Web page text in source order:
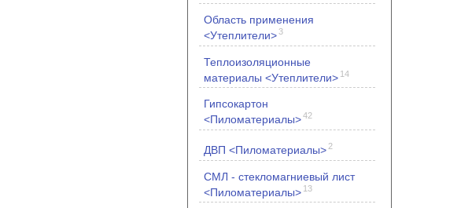
Область применения
<Утеплители>3
Теплоизоляционные
материалы <Утеплители> 14
Гипсокартон
<Пиломатериалы>42
ДВП <Пиломатериалы> 2
СМЛ - стекломагниевый лист
<Пиломатериалы> 13